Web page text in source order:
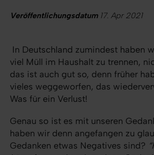
Veröffentlichungsdatum17. Apr 2021
In Deutschland zumindest haben
viel Müll im Haushalt zu trennen,
das ist auch gut so, denn früher
vieles weggeworfen, das
Was für ein Verlust!
Genau so ist es mit unseren
haben wir denn angefangen zu
Gedanken etwas Negatives sind?